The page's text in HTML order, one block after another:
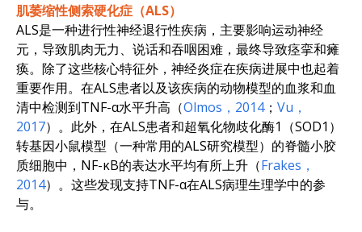
肌萎缩性侧索硬化症（ALS）
ALS是一种进行性神经退行性疾病，主要影响运动神经
元，导致肌肉无力、说话和吞咽困难，最终导致痉挛和瘫
痪。除了这些核心特征外，神经炎症在疾病进展中也起着
重要作用。在ALS患者以及该疾病的动物模型的血浆和血
清中检测到TNF-α水平升高（Olmos，2014； Vu，
2017）。此外，在ALS患者和超氧化物歧化酶1（SOD1）
转基因小鼠模型（一种常用的ALS研究模型）的脊髓小胶
质细胞中，NF-κB的表达水平均有所上升（Frakes，
2014）。这些发现支持TNF-α在ALS病理生理学中的参
与。